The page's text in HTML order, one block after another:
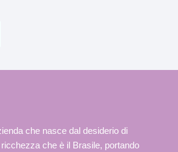
che nasce dal desiderio di
che è il Brasile, portando